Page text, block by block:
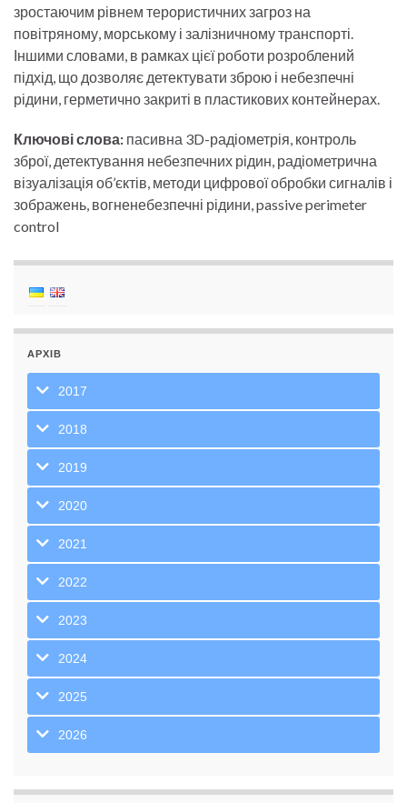
зростаючим рівнем терористичних загроз на
повітряному, морському і залізничному транспорті.
Іншими словами, в рамках цієї роботи розроблений
підхід, що дозволяє детектувати зброю і небезпечні
рідини, герметично закриті в пластикових контейнерах.
Ключові слова: пасивна 3D-радіометрія, контроль
зброї, детектування небезпечних рідин, радіометрична
візуалізація об’єктів, методи цифрової обробки сигналів і
зображень, вогненебезпечні рідини, passive perimeter
control
АРХІВ
2017
2018
2019
2020
2021
2022
2023
2024
2025
2026